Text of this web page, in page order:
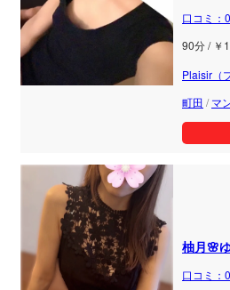
口コミ：
90分 / ￥
Plaisir（
町田 /マ
柚月🌸
口コミ：